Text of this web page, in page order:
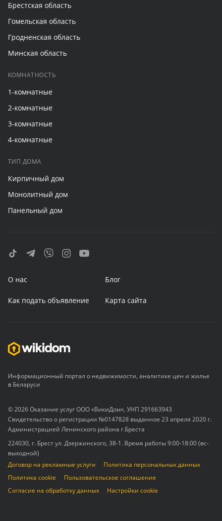
Брестская область
Гомельская область
Гродненская область
Минская область
КОМНАТНОСТЬ
1-комнатные
2-комнатные
3-комнатные
4-комнатные
ТИП ДОМА
Кирпичный дом
Монолитный дом
Панельный дом
О нас Блог
Как подать объявление Карта сайта
Информационный портал о недвижимости, аналитике цен и жилье
в Беларуси
© 2026 Оказание услуг ООО «ВикиДом», УНП 291663943
Свидетельство о регистрации №0147828 выданное 23 апреля 2020 г.
Администрацией Ленинского района г.Бреста
224030, г. Брест ул. Дзержинского, 38-1. Время работы 9:00-18:00 (вс-
выходной)
Договор на рекламные услуги
Политика персональных данных
Политика cookie
Пользовательское соглашение
Согласие на обработку данных
Настройки cookie